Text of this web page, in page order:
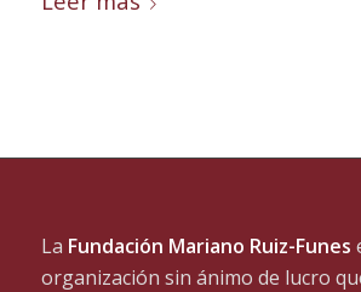
La Fundación Mariano Ruiz-Funes
organización sin ánimo de lucro